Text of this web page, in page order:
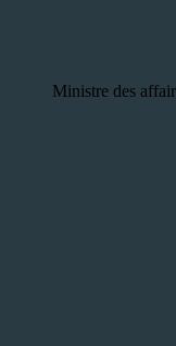
Ministre des